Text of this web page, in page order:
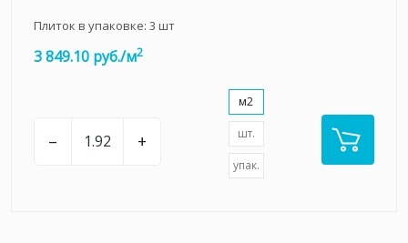
Плиток в упаковке: 3 шт
3 849.10 руб./м2
– +
м2
шт.
упак.